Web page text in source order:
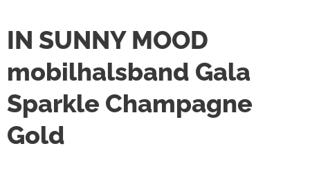
IN SUNNY MOOD
mobilhalsband Gala
Sparkle Champagne
Gold